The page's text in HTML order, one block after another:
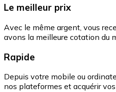
Le meilleur prix
Avec le même argent, vous
avons la meilleure cotation du
Rapide
Depuis votre mobile ou
nos plateformes et acquérir